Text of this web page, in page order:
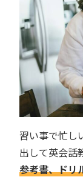
習い事で忙し
出して英会話
参考書、ドリ